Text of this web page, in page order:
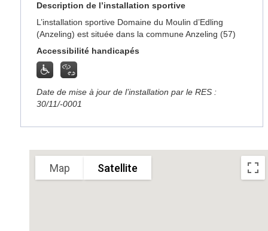
Description de l’installation sportive
L’installation sportive Domaine du Moulin d’Edling
(Anzeling) est située dans la commune Anzeling (57)
Accessibilité handicapés
Date de mise à jour de l’installation par le RES :
30/11/-0001
Map Satellite